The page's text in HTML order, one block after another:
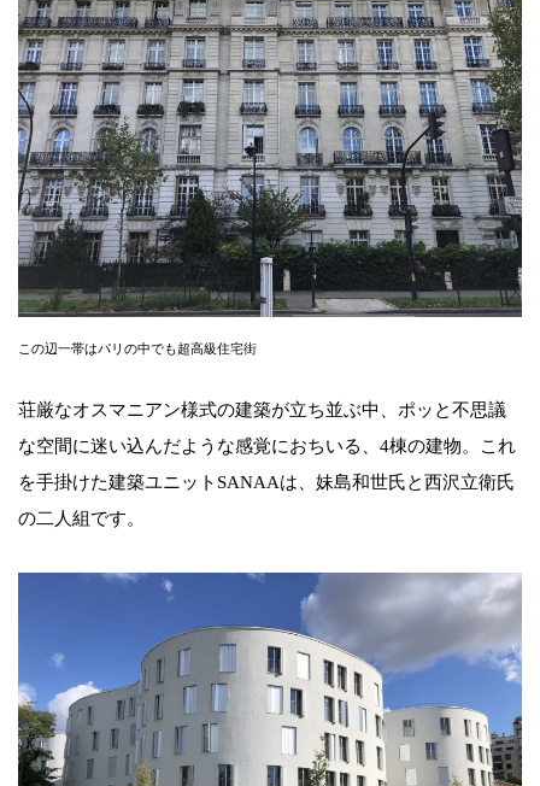
この辺一帯はパリの中でも超高級住宅街
荘厳なオスマニアン様式の建築が立ち並ぶ中、ポッと不思議
な空間に迷い込んだような感覚におちいる、4棟の建物。これ
を手掛けた建築ユニットSANAAは、妹島和世氏と西沢立衛氏
の二人組です。